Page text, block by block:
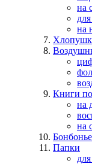
на
на
Книги
на
на
Папки